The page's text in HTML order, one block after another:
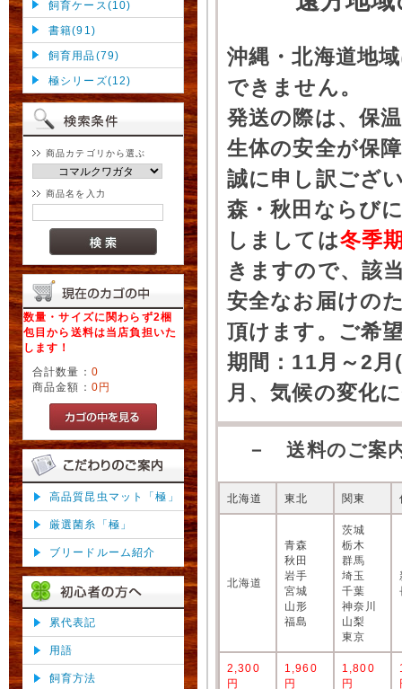
飼育ケース(10)
書籍(91)
飼育用品(79)
極シリーズ(12)
商品カテゴリから選ぶ
商品名を入力
数量・サイズに関わらず2梱
包目から送料は当店負担いた
します！
合計数量： 0
商品金額： 0円
高品質昆虫マット「極」
厳選菌糸「極」
ブリードルーム紹介
累代表記
用語
飼育方法
沖縄・北海道地
できません。
発送の際は、保
生体の安全が保
誠に申し訳ござ
森・秋田ならび
しましては冬季
きますので、該
安全なお届けの
頂けます。ご希
期間：11月～2
月、気候の変化
－ 送料のご案
北海道 東北 関東
北海道
青森
秋田
岩手
宮城
山形
福島
茨城
栃木
群馬
埼玉
千葉
神奈川
山梨
東京
2,300
円
1,960
円
1,800
円